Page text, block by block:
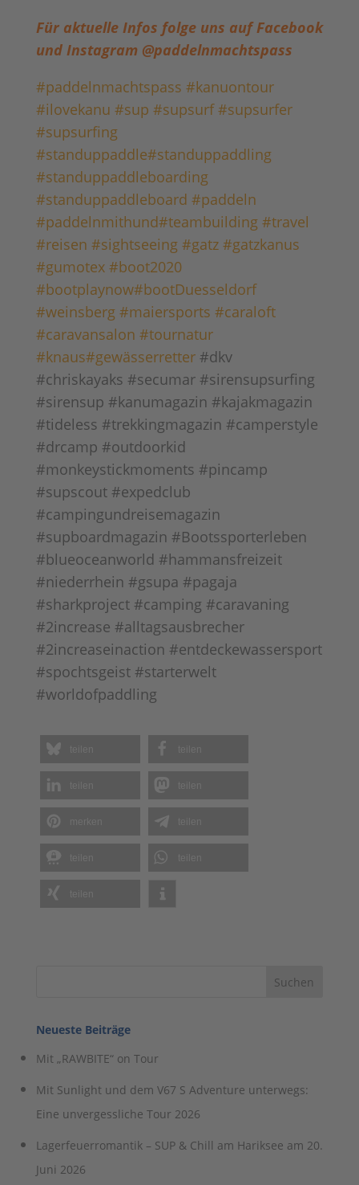
Für aktuelle Infos folge uns auf Facebook
und Instagram @paddelnmachtspass
#paddelnmachtspass #kanuontour
#ilovekanu #sup #supsurf #supsurfer
#supsurfing
#standuppaddle#standuppaddling
#standuppaddleboarding
#standuppaddleboard #paddeln
#paddelnmithund#teambuilding #travel
#reisen #sightseeing #gatz #gatzkanus
#gumotex #boot2020
#bootplaynow#bootDuesseldorf
#weinsberg #maiersports #caraloft
#caravansalon #tournatur
#knaus#gewässerretter#dkv
#chriskayaks #secumar #sirensupsurfing
#sirensup #kanumagazin #kajakmagazin
#tideless #trekkingmagazin #camperstyle
#drcamp #outdoorkid
#monkeystickmoments #pincamp
#supscout #expedclub
#campingundreisemagazin
#supboardmagazin #Bootssporterleben
#blueoceanworld #hammansfreizeit
#niederrhein #gsupa #pagaja
#sharkproject #camping #caravaning
#2increase #alltagsausbrecher
#2increaseinaction #entdeckewassersport
#spochtsgeist #starterwelt
#worldofpaddling
Neueste Beiträge
Mit „RAWBITE“ on Tour
Mit Sunlight und dem V67 S Adventure unterwegs:
Eine unvergessliche Tour 2026
Lagerfeuerromantik – SUP & Chill am Hariksee am 20.
Juni 2026